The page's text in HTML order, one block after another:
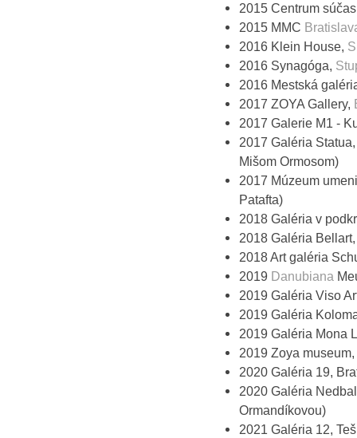
2015 Centrum
2015 MMC
2016 Klein House,
2016 Synagóga,
2016 Mestská
2017 ZOYA Gallery,
2017 Galerie M1 -
2017 Galéria
Mišom Ormosom)
2017 Múzeum
Patafta)
2018 Galéria v
2018 Galéria
2018 Art galéria
2019 Danubiana
2019 Galéria Viso
2019 Galéria
2019 Galéria Mona
2019 Zoya
2020 Galéria 19,
2020 Galéria
Ormandíkovou)
2021 Galéria 12,